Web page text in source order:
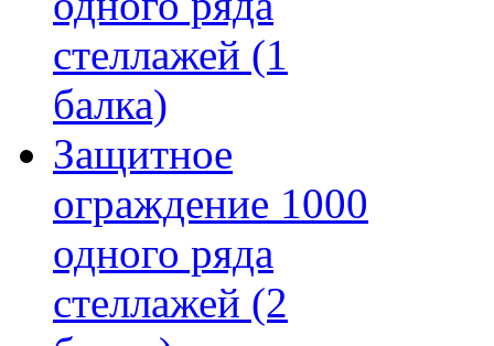
стеллажей (1
балка)
Защитное
ограждение 1000
одного ряда
стеллажей (2